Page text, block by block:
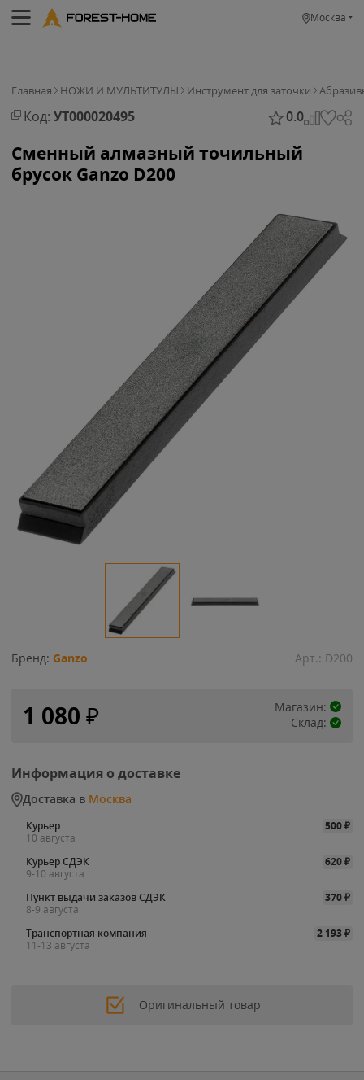
Москва
Главная НОЖИ И МУЛЬТИТУЛЫ Инструмент для заточки
Код: УТ000020495 0.0
Сменный алмазный точильный
брусок Ganzo D200
Бренд: Ganzo Арт.: D200
1 080 ₽
Магазин:
Склад:
Информация о доставке
Доставка в Москва
Курьер 500₽
10 августа
Курьер СДЭК
620₽
9-10 августа
Пункт выдачи заказов СДЭК
370₽
8-9 августа
Транспортная компания
2 193₽
11-13 августа
Оригинальный товар